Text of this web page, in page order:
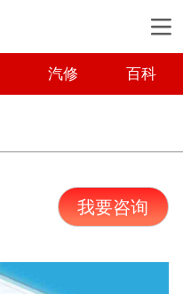
汽修 百科
我要咨询